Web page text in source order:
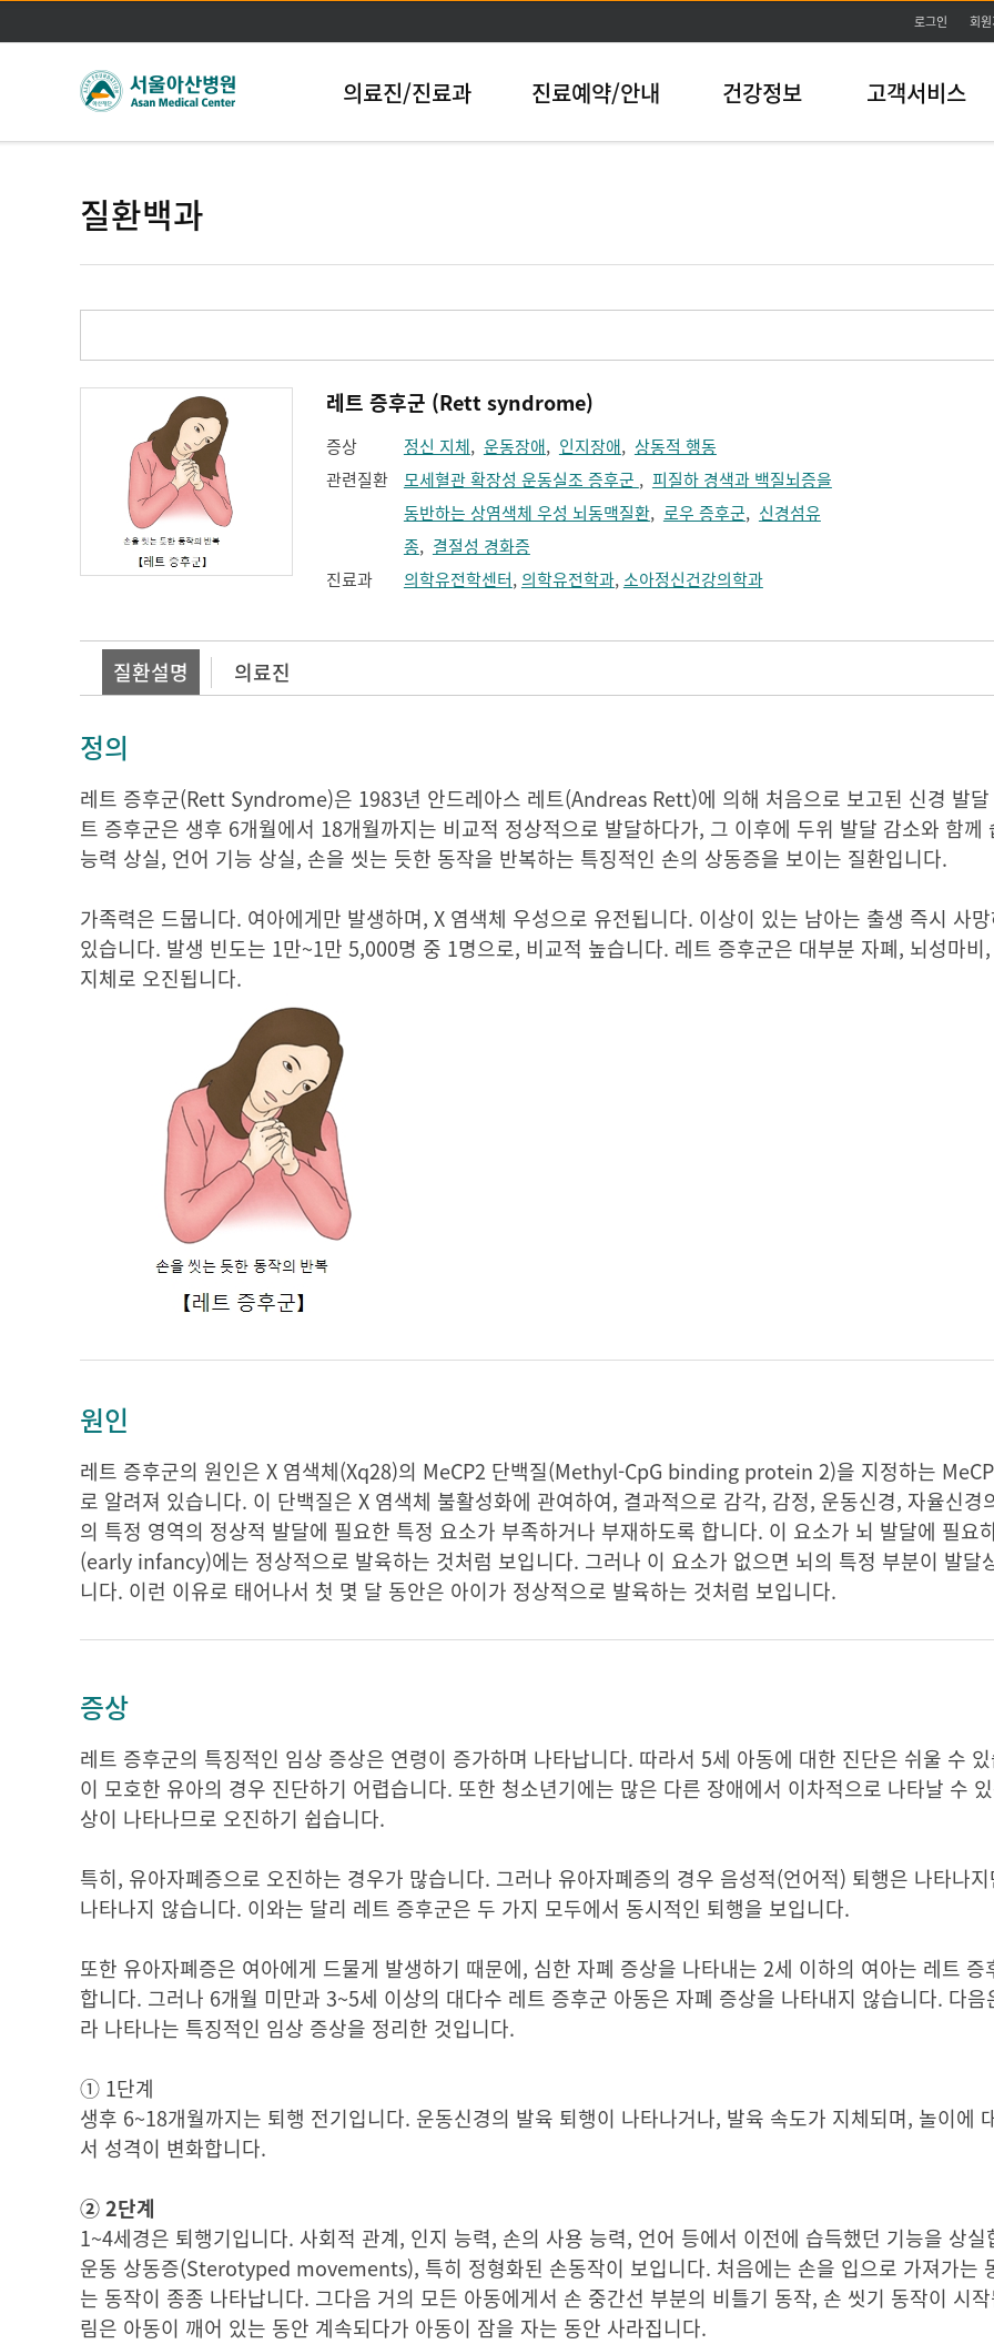
본문바로가기
로그인 회
의료진/진료과 진료예약/안내 건강정보 고객서비스
질환백과
레트 증후군 (Rett syndrome)
증상 정신 지체, 운동장애, 인지장애, 상동적 행동
관련질환
모세혈관 확장성 운동실조 증후군 , 피질하 경색과 백질뇌증을
동반하는 상염색체 우성 뇌동맥질환, 로우 증후군, 신경섬유
종, 결절성 경화증
진료과
의학유전학센터, 의학유전학과,소아정신건강의학과
질환설명 의료진
정의
레트 증후군(Rett Syndrome)은 1983년 안드레아스 레트(Andreas Rett)에 의해 처음으로 보고된 신경 발달
트 증후군은 생후 6개월에서 18개월까지는 비교적 정상적으로 발달하다가, 그 이후에 두위 발달 감소와 함께
능력 상실, 언어 기능 상실, 손을 씻는 듯한 동작을 반복하는 특징적인 손의 상동증을 보이는 질환입니다.
가족력은 드뭅니다. 여아에게만 발생하며, X 염색체 우성으로 유전됩니다. 이상이 있는 남아는 출생 즉시 사
있습니다. 발생 빈도는 1만~1만 5,000명 중 1명으로, 비교적 높습니다. 레트 증후군은 대부분 자폐, 뇌성마비
지체로 오진됩니다.
원인
레트 증후군의 원인은 X 염색체(Xq28)의 MeCP2 단백질(Methyl-CpG binding protein 2)을 지정하는
로 알려져 있습니다. 이 단백질은 X 염색체 불활성화에 관여하여, 결과적으로 감각, 감정, 운동신경, 자율신경
의 특정 영역의 정상적 발달에 필요한 특정 요소가 부족하거나 부재하도록 합니다. 이 요소가 뇌 발달에 필요
(early infancy)에는 정상적으로 발육하는 것처럼 보입니다. 그러나 이 요소가 없으면 뇌의 특정 부분이 발달
니다. 이런 이유로 태어나서 첫 몇 달 동안은 아이가 정상적으로 발육하는 것처럼 보입니다.
증상
레트 증후군의 특징적인 임상 증상은 연령이 증가하며 나타납니다. 따라서 5세 아동에 대한 진단은 쉬울 수
이 모호한 유아의 경우 진단하기 어렵습니다. 또한 청소년기에는 많은 다른 장애에서 이차적으로 나타날 수
상이 나타나므로 오진하기 쉽습니다.
특히, 유아자폐증으로 오진하는 경우가 많습니다. 그러나 유아자폐증의 경우 음성적(언어적) 퇴행은 나타나
나타나지 않습니다. 이와는 달리 레트 증후군은 두 가지 모두에서 동시적인 퇴행을 보입니다.
또한 유아자폐증은 여아에게 드물게 발생하기 때문에, 심한 자폐 증상을 나타내는 2세 이하의 여아는 레트 증
합니다. 그러나 6개월 미만과 3~5세 이상의 대다수 레트 증후군 아동은 자폐 증상을 나타내지 않습니다. 다
라 나타나는 특징적인 임상 증상을 정리한 것입니다.
① 1단계
생후 6~18개월까지는 퇴행 전기입니다. 운동신경의 발육 퇴행이 나타나거나, 발육 속도가 지체되며, 놀이에
서 성격이 변화합니다.
② 2단계
1~4세경은 퇴행기입니다. 사회적 관계, 인지 능력, 손의 사용 능력, 언어 등에서 이전에 습득했던 기능을 상실
운동 상동증(Sterotyped movements), 특히 정형화된 손동작이 보입니다. 처음에는 손을 입으로 가져가는
는 동작이 종종 나타납니다. 그다음 거의 모든 아동에게서 손 중간선 부분의 비틀기 동작, 손 씻기 동작이 시
림은 아동이 깨어 있는 동안 계속되다가 아동이 잠을 자는 동안 사라집니다.